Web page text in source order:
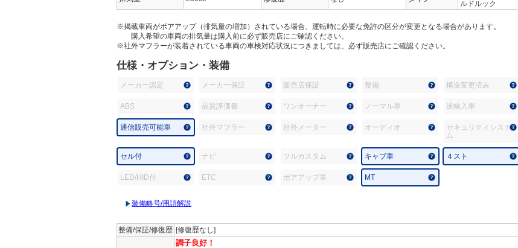
ルドルック
※掲載車両がボアアップ（排気量の増加）されている場合、運転時に必要な免許の区分が変更となる場合があります。
購入希望の車両の排気量は購入前に必ず販売店にご確認ください。
※社外マフラーが装着されている車両の車検対応状況につきましては、必ず販売店にご確認ください。
仕様・オプション・装備
メーカー認定 メーカー保証 販売店保証 整備 構造変更済み
ABS 品質評価書 ワンオーナー ノーマル車 逆輸入車
通信販売可能車 社外マフラー 社外メーター オーディオ
セキュリティシステ
ム
セル付 ナビ フルカスタム キャブ車 ４スト
LED/HID付 ETC ボアアップ車 MT
装備略号/用語解説
整備/保証/修復歴 [修復歴なし]
調子良好！